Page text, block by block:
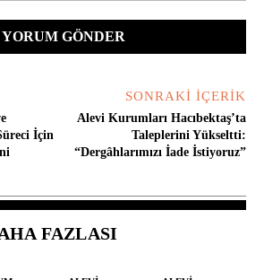
İçin
SONRAKI İÇERIK
Alevi Kurumları Hacıbektaş’ta
Taleplerini Yükseltti:
“Dergâhlarımızı İade İstiyoruz”
FAZLASI